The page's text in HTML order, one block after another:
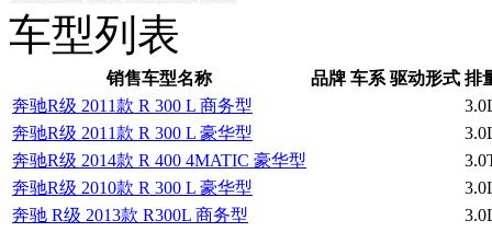
车型列表
销售车型名称 品牌 车系 驱动形式 排
奔驰R级 2011款 R 300 L 商务型
奔驰R级 2011款 R 300 L 豪华型
奔驰R级 2014款 R 400 4MATIC 豪华型
奔驰R级 2010款 R 300 L 豪华型
奔驰 R级 2013款 R300L 商务型